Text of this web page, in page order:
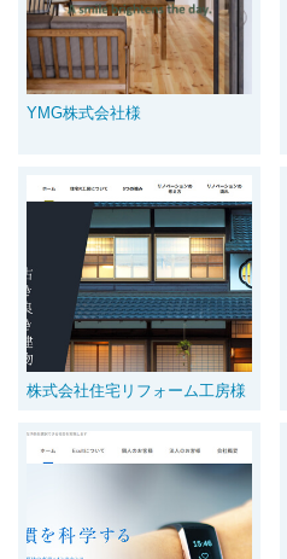
YMG株式会社様
株式会社住宅リフォーム工房様